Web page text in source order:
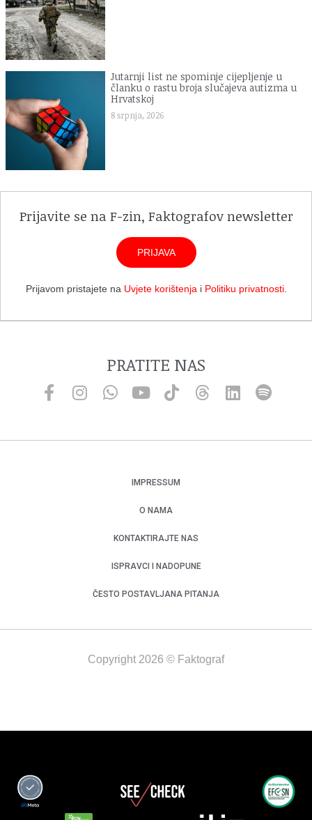
Jutarnji list ne spominje cijepljenje u
članku o rastu broja slučajeva autizma u
Hrvatskoj
8 srpnja, 2026
Prijavite se na F-zin, Faktografov newsletter
PRIJAVA
Prijavom pristajete na Uvjete korištenjai Politiku privatnosti.
PRATITE NAS
IMPRESSUM
O NAMA
KONTAKTIRAJTE NAS
ISPRAVCI I NADOPUNE
ČESTO POSTAVLJANA PITANJA
Copyright 2026 © Faktograf